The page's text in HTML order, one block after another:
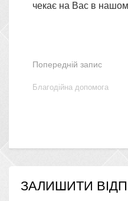
чекає на Вас в
Попередній запис
Благодійна допомога
ЗАЛИШИТИ